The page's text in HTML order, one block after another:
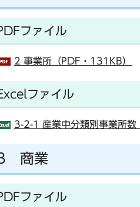
ファイル
2 事業所（PDF・131KB）
ファイル
3-2-1 産業中分類別事業所数
商業
ファイル